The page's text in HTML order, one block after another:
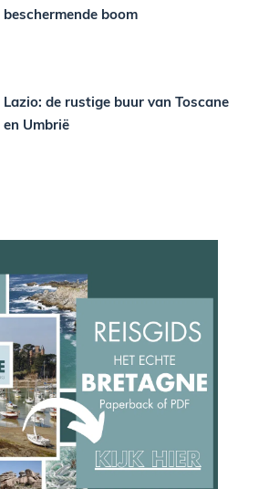
beschermende boom
Lazio: de rustige buur van Toscane
en Umbrië